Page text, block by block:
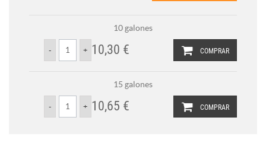
10 galones
COMPRAR
10,30 €
15 galones
COMPRAR
10,65 €